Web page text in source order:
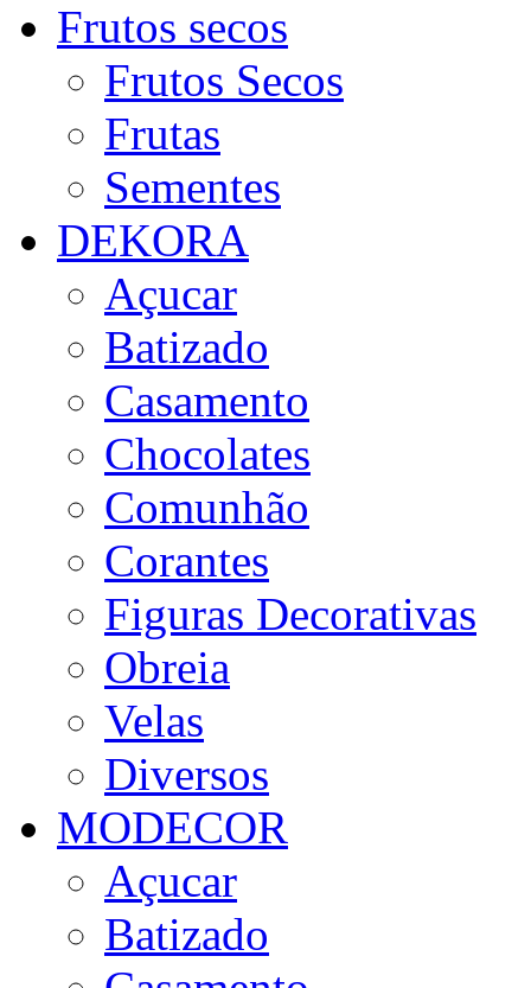
Frutos secos
Frutos Secos
Frutas
Sementes
DEKORA
Açucar
Batizado
Casamento
Chocolates
Comunhão
Corantes
Figuras Decorativas
Obreia
Velas
Diversos
MODECOR
Açucar
Batizado